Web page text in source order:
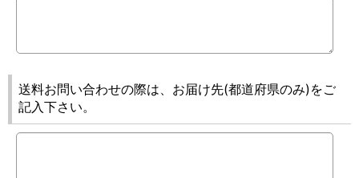
送料お問い合わせの際は、お届け先(都道府県のみ)をご
記入下さい。